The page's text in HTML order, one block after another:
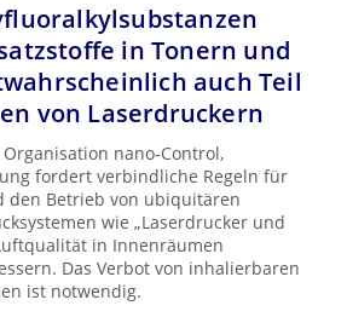
in Tonern und
auch Teil
von Laserdruckern
nano-Control,
fordert verbindliche Regeln für
den Betrieb von ubiquitären
wie „Laserdrucker und
in Innenräumen
Das Verbot von inhalierbaren
ist notwendig.